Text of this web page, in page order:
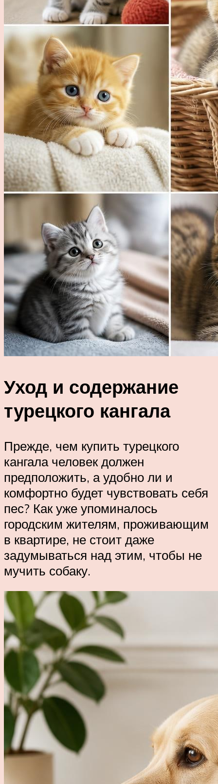
Уход и содержание
турецкого кангала
Прежде, чем купить турецкого
кангала человек должен
предположить, а удобно ли и
комфортно будет чувствовать себя
пес? Как уже упоминалось
городским жителям, проживающим
в квартире, не стоит даже
задумываться над этим, чтобы не
мучить собаку.